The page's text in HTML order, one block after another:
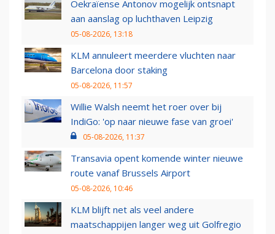
Oekraïense Antonov mogelijk ontsnapt
aan aanslag op luchthaven Leipzig
05-08-2026, 13:18
KLM annuleert meerdere vluchten naar
Barcelona door staking
05-08-2026, 11:57
Willie Walsh neemt het roer over bij
IndiGo: 'op naar nieuwe fase van groei'
05-08-2026, 11:37
Transavia opent komende winter nieuwe
route vanaf Brussels Airport
05-08-2026, 10:46
KLM blijft net als veel andere
maatschappijen langer weg uit Golfregio